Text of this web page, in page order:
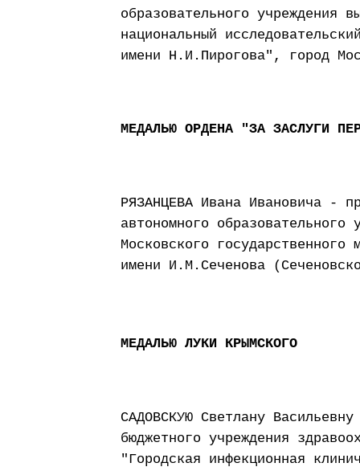
образовательного учреждения
национальный
имени Н.И.Пирогова", город
МЕДАЛЬЮ ОРДЕНА "ЗА ЗАСЛУГИ
РЯЗАНЦЕВА Ивана Ивановича -
автономного образовательного
Московского государственного
имени И.М.Сеченова
МЕДАЛЬЮ ЛУКИ КРЫМСКОГО
САДОВСКУЮ Светлану
бюджетного учреждения
"Городская инфекционная